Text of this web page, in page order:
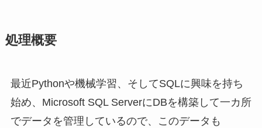
処理概要
最近Pythonや機械学習、そしてSQLに興味を持ち
始め、Microsoft SQL ServerにDBを構築して一カ所
でデータを管理しているので、このデータも